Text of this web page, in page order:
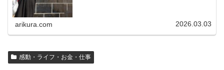
arikura.com 2026.03.03
感動・ライフ・お金・仕事